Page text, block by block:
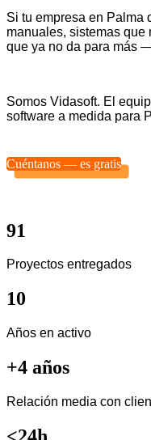
Si tu empresa en Palma
manuales, sistemas que
que ya no da para más
Somos Vidasoft. El
software a medida para
Cuéntanos — es gratis
91
Proyectos entregados
10
Años en activo
+4 años
Relación media con